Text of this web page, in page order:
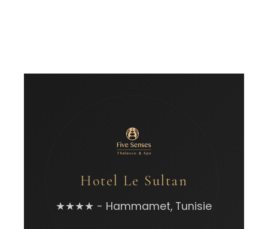
Hotel Le Sultan
★★★★ - Hammamet, Tunisie